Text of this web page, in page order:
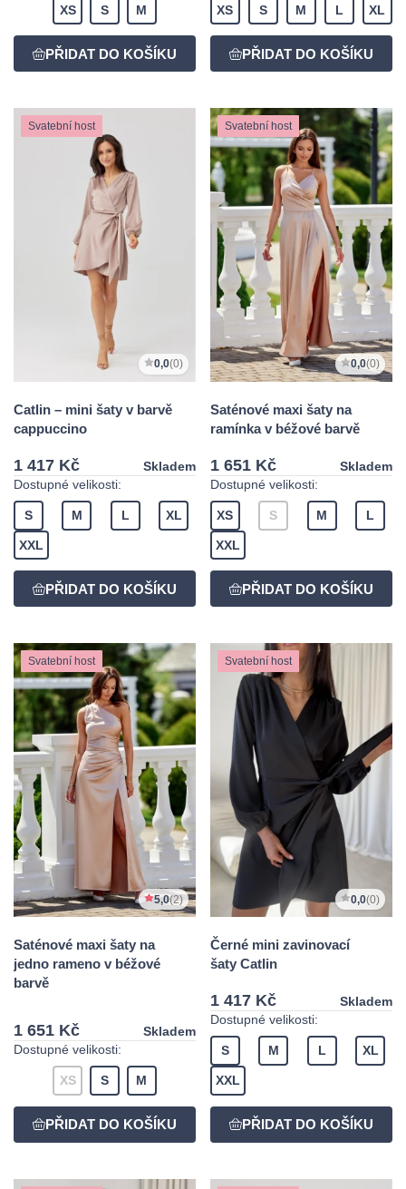
XS S M XS S M L XL
Svatební host
0,0(0)
Catlin – mini šaty v barvě
cappuccino
1 417 Kč
Skladem
Dostupné velikosti:
S M L XL
XXL
Svatební host
0,0(0)
Saténové maxi šaty na
ramínka v béžové barvě
1 651 Kč
Skladem
Dostupné velikosti:
XS S M L
XXL
Svatební host
5,0(2)
Saténové maxi šaty na
jedno rameno v béžové
barvě
1 651 Kč
Skladem
Dostupné velikosti:
XS S M
Svatební host
0,0(0)
Černé mini zavinovací
šaty Catlin
1 417 Kč
Skladem
Dostupné velikosti:
S M L XL
XXL